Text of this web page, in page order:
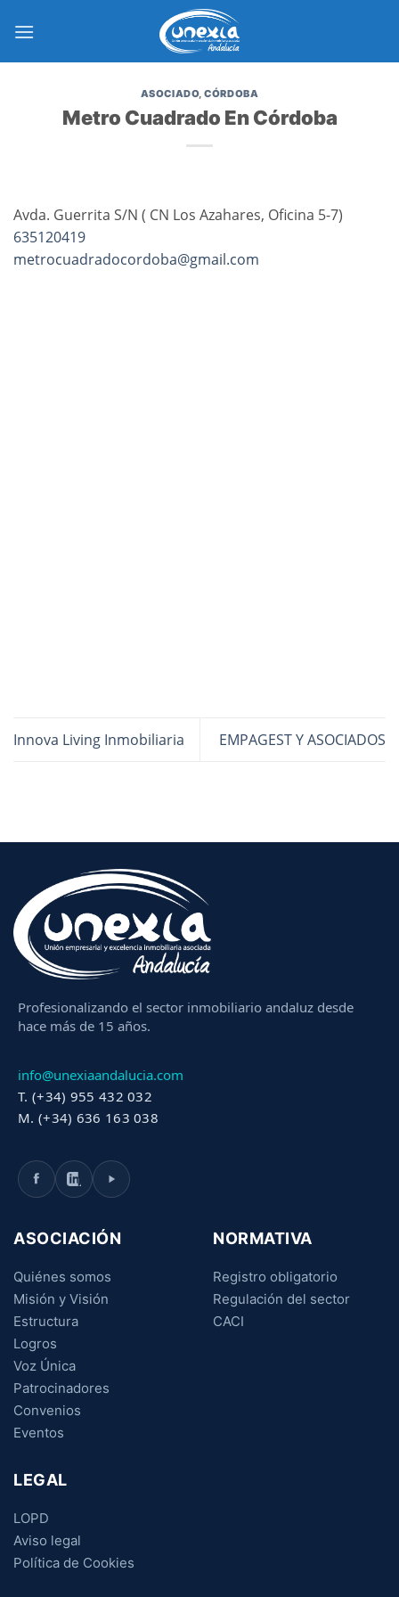
ASOCIADO,CÓRDOBA
Metro Cuadrado En Córdoba
Avda. Guerrita S/N ( CN Los Azahares, Oficina 5-7)
635120419
metrocuadradocordoba@gmail.com
Innova Living Inmobiliaria EMPAGEST Y ASOCIADOS
Profesionalizando el sector inmobiliario andaluz desde
hace más de 15 años.
info@unexiaandalucia.com
T. (+34) 955 432 032
M. (+34) 636 163 038
ASOCIACIÓN
Quiénes somos
Misión y Visión
Estructura
Logros
Voz Única
Patrocinadores
Convenios
Eventos
NORMATIVA
Registro obligatorio
Regulación del sector
CACI
LEGAL
LOPD
Aviso legal
Política de Cookies